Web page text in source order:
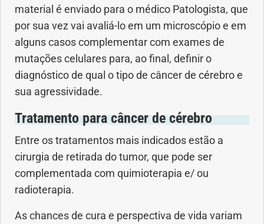
material é enviado para o médico Patologista, que
por sua vez vai avaliá-lo em um microscópio e em
alguns casos complementar com exames de
mutações celulares para, ao final, definir o
diagnóstico de qual o tipo de câncer de cérebro e
sua agressividade.
Tratamento para câncer de cérebro
Entre os tratamentos mais indicados estão a
cirurgia de retirada do tumor, que pode ser
complementada com quimioterapia e/ ou
radioterapia.
As chances de cura e perspectiva de vida variam